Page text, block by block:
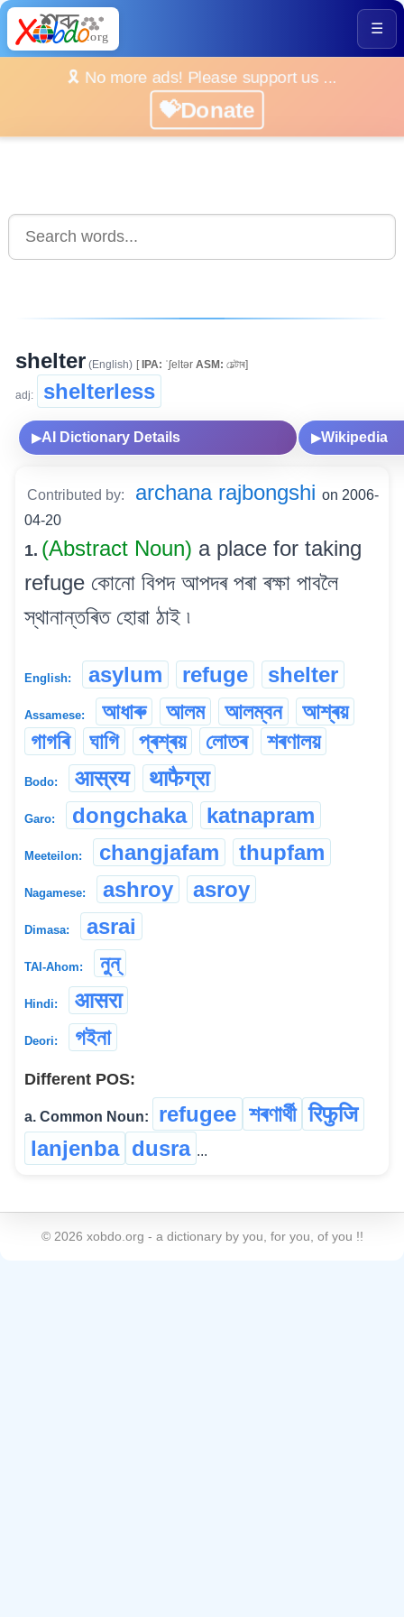
☰
🎗️ No more ads! Please support us ...
💝Donate
shelter (English) [IPA: ˈʃeltər ASM: চেল্টাৰ]
adj: shelterless
▶AI Dictionary Details ▶Wikipedia
Contributed by: archana rajbongshi on 2006-
04-20
1. (Abstract Noun) a place for taking
refuge কোনো বিপদ আপদৰ পৰা ৰক্ষা পাবলৈ
স্থানান্তৰিত হোৱা ঠাই ৷
English: asylum refuge shelter
Assamese: আধাৰু আলম আলম্বন
আশ্ৰয়
গাগৰি
ঘাগি প্ৰশ্ৰয় লোতৰ শৰণালয়
Bodo: आस्रय थाफैग्रा
Garo: dongchaka katnapram
Meeteilon: changjafam thupfam
Nagamese: ashroy asroy
Dimasa: asrai
TAI-Ahom: নুন্
Hindi: आसरा
Deori: গইনা
Different POS:
a. Common Noun: refugee শৰণাৰ্থী रिफुजि
lanjenba dusra ...
© 2026 xobdo.org - a dictionary by you, for you, of you !!